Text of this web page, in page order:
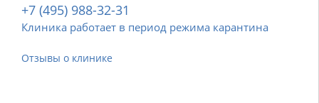
+7 (495) 988-32-31
Клиника работает в период режима карантина
Отзывы о клинике